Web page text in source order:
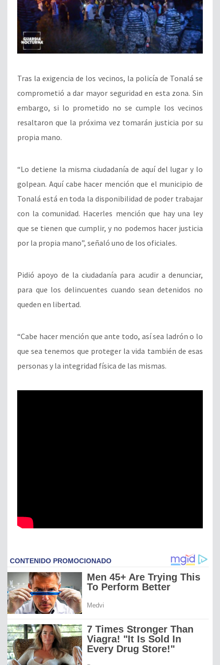
Tras la exigencia de los vecinos, la policía de Tonalá se
comprometió a dar mayor seguridad en esta zona. Sin
embargo, si lo prometido no se cumple los vecinos
resaltaron que la próxima vez tomarán justicia por su
propia mano.
“Lo detiene la misma ciudadanía de aquí del lugar y lo
golpean. Aquí cabe hacer mención que el municipio de
Tonalá está en toda la disponibilidad de poder trabajar
con la comunidad. Hacerles mención que hay una ley
que se tienen que cumplir, y no podemos hacer justicia
por la propia mano”, señaló uno de los oficiales.
Pidió apoyo de la ciudadanía para acudir a denunciar,
para que los delincuentes cuando sean detenidos no
queden en libertad.
“Cabe hacer mención que ante todo, así sea ladrón o lo
que sea tenemos que proteger la vida también de esas
personas y la integridad física de las mismas.